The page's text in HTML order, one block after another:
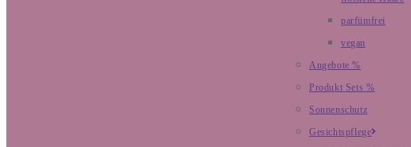
parfümfrei
vegan
Angebote %
Produkt Sets %
Sonnenschutz
Gesichtspflege